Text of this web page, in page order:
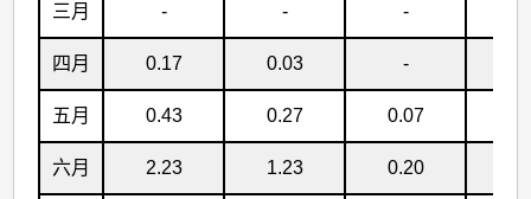
三月 - - -
四月 0.17 0.03 -
五月 0.43 0.27 0.07
六月 2.23 1.23 0.20